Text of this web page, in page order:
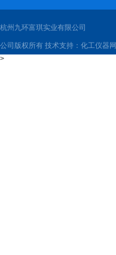
杭州九环富琪实业有限公司
公司版权所有 技术支持： 化工仪器网
>